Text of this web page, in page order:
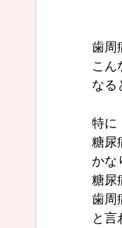
歯周
こん
なる
特に
糖尿
かな
糖尿
歯周
と言